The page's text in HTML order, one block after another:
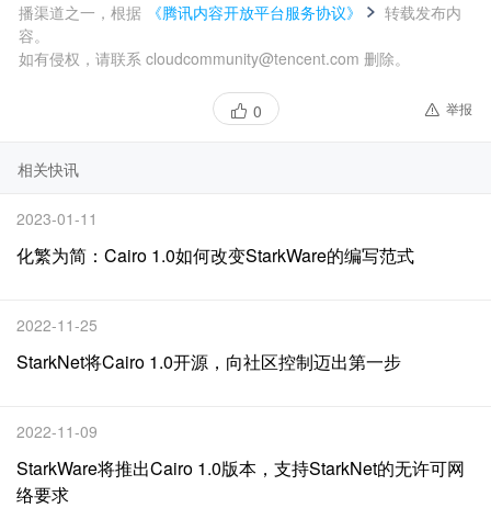
播渠道之一，根据
《腾讯内容开放平台服务协议》
转载发布内
容。
如有侵权，请联系 cloudcommunity@tencent.com 删除。
0 举报
相关快讯
2023-01-11
化繁为简：Cairo 1.0如何改变StarkWare的编写范式
2022-11-25
StarkNet将Cairo 1.0开源，向社区控制迈出第一步
2022-11-09
StarkWare将推出Cairo 1.0版本，支持StarkNet的无许可网
络要求